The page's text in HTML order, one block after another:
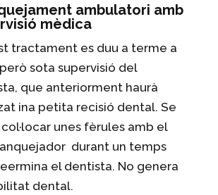
ambulatori amb
mèdica
tractament es duu a terme a
sota supervisió del
que anteriorment haurà
ina petita recisió dental. Se
unes fèrules amb el
durant un temps
el dentista. No genera
dental.